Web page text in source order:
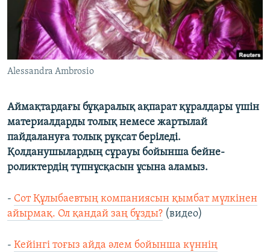
Alessandra Ambrosio
Аймақтардағы бұқаралық ақпарат құралдары үшін
материалдарды толық немесе жартылай
пайдалануға толық рұқсат беріледі.
Қолданушылардың сұрауы бойынша бейне-
роликтердің түпнұсқасын ұсына аламыз.
- Cот Құлыбаевтың компаниясын қымбат мүлкінен
айырмақ. Ол қандай заң бұзды? (видео)
- Кейінгі тоғыз айда әлем бойынша күннің